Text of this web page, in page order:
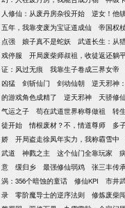
人修仙：从废丹房杂役开始
逆女！他
五年，我靠变废为宝证道成仙
帝国权
点强
娘子真不是蛇妖 武道长生：从
戏停服
开局废柴师叔祖，收徒返还躺
证：风过无痕
我靠生子卷成三界女帝
凶猛
剑斩仙门 剑动仙朝 逆天邪神
的游戏角色成精了
逆天邪神 天骄修
气运之子
苟在武道世界称尊做祖 转
徒开始
情根废材？不，情道尊师 多
娇
开局盗走徐凤年实力，我称霸雪中
武道
神戮之主 这个仙门全靠玩家
意
缓归乡 最强修仙弱鸡 张三丰传
涡：356个暗蚀的童话
修仙KPI 市井
录
零阶魔导士的逆序法则 修炼废柴